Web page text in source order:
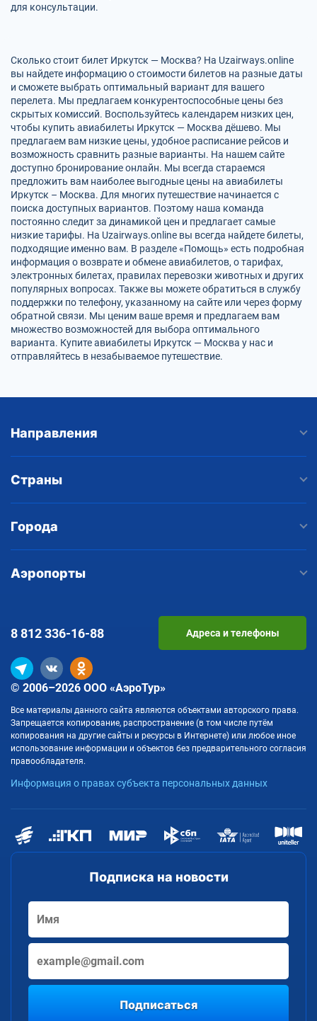
для консультации.
Сколько стоит билет Иркутск — Москва? На Uzairways.online
вы найдете информацию о стоимости билетов на разные даты
и сможете выбрать оптимальный вариант для вашего
перелета. Мы предлагаем конкурентоспособные цены без
скрытых комиссий. Воспользуйтесь календарем низких цен,
чтобы купить авиабилеты Иркутск — Москва дёшево. Мы
предлагаем вам низкие цены, удобное расписание рейсов и
возможность сравнить разные варианты. На нашем сайте
доступно бронирование онлайн. Мы всегда стараемся
предложить вам наиболее выгодные цены на авиабилеты
Иркутск – Москва. Для многих путешествие начинается с
поиска доступных вариантов. Поэтому наша команда
постоянно следит за динамикой цен и предлагает самые
низкие тарифы. На Uzairways.online вы всегда найдете билеты,
подходящие именно вам. В разделе «Помощь» есть подробная
информация о возврате и обмене авиабилетов, о тарифах,
электронных билетах, правилах перевозки животных и других
популярных вопросах. Также вы можете обратиться в службу
поддержки по телефону, указанному на сайте или через форму
обратной связи. Мы ценим ваше время и предлагаем вам
множество возможностей для выбора оптимального
варианта. Купите авиабилеты Иркутск — Москва у нас и
отправляйтесь в незабываемое путешествие.
Направления
Страны
Города
Аэропорты
Подписка на новости
Подписаться
© 2006–2026 ООО «АэроТур»
Все материалы данного сайта являются объектами авторского права.
Запрещается копирование, распространение (в том числе путём
копирования на другие сайты и ресурсы в Интернете) или любое иное
использование информации и объектов без предварительного согласия
правообладателя.
Информация о правах субъекта персональных данных
8 812336-16-88 Адреса и телефоны